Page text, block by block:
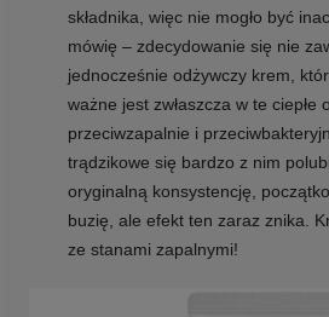
składnika, więc nie mogło być
mówię – zdecydowanie się nie
jednocześnie odżywczy krem,
ważne jest zwłaszcza w te ciepłe
przeciwzapalnie i
trądzikowe się bardzo z nim
oryginalną konsystencję,
buzię, ale efekt ten zaraz znika.
ze stanami zapalnymi!